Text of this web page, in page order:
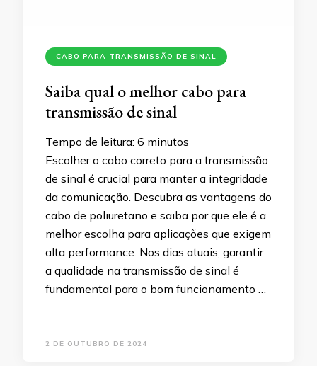
CABO PARA TRANSMISSÃO DE SINAL
Saiba qual o melhor cabo para
transmissão de sinal
Tempo de leitura: 6 minutos
Escolher o cabo correto para a transmissão
de sinal é crucial para manter a integridade
da comunicação. Descubra as vantagens do
cabo de poliuretano e saiba por que ele é a
melhor escolha para aplicações que exigem
alta performance. Nos dias atuais, garantir
a qualidade na transmissão de sinal é
fundamental para o bom funcionamento …
2 DE OUTUBRO DE 2024